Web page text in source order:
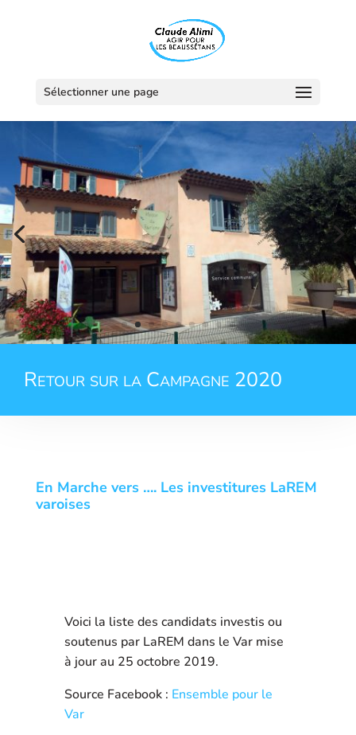
Sélectionner une page
Retour sur la Campagne 2020
En Marche vers …. Les investitures LaREM
varoises
Voici la liste des candidats investis ou
soutenus par LaREM dans le Var mise
à jour au 25 octobre 2019.
Source Facebook : Ensemble pour le
Var